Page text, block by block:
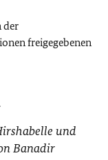
der
freigegebenen
und
Banadir